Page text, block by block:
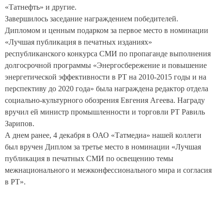
«Татнефть» и другие.
Завершилось заседание награждением победителей.
Дипломом и ценным подарком за первое место в номинации
«Лучшая публикация в печатных изданиях»
республиканского конкурса СМИ по пропаганде выполнения
долгосрочной программы «Энергосбережение и повышение
энергетической эффективности в РТ на 2010-2015 годы и на
перспективу до 2020 года» была награждена редактор отдела
социально-культурного обозрения Евгения Агеева. Награду
вручил ей министр промышленности и торговли РТ Равиль
Зарипов.
А днем ранее, 4 декабря в ОАО «Татмедиа» нашей коллеги
был вручен Диплом за третье место в номинации «Лучшая
публикация в печатных СМИ по освещению темы
межнационального и межконфессионального мира и согласия
в РТ».